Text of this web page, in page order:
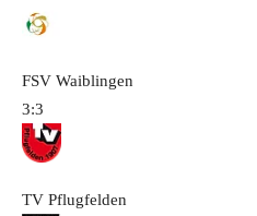
FSV Waiblingen
3:3
TV Pflugfelden